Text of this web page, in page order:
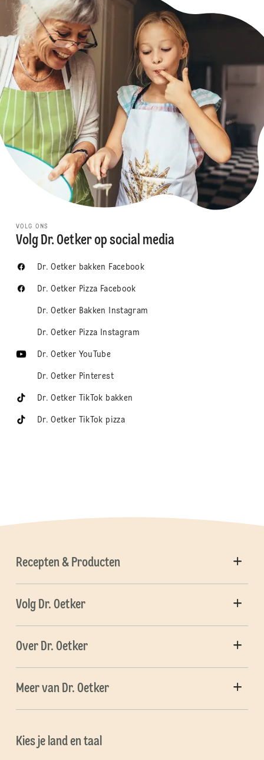
VOLG ONS
Volg Dr. Oetker op social media
Dr. Oetker bakken Facebook
Dr. Oetker Pizza Facebook
Dr. Oetker Bakken Instagram
Dr. Oetker Pizza Instagram
Dr. Oetker YouTube
Dr. Oetker Pinterest
Dr. Oetker TikTok bakken
Dr. Oetker TikTok pizza
Recepten & Producten
Volg Dr. Oetker
Over Dr. Oetker
Meer van Dr. Oetker
Kies je land en taal